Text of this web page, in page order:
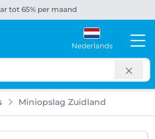
tot 65% per maand
Nederlands
Miniopslag Zuidland